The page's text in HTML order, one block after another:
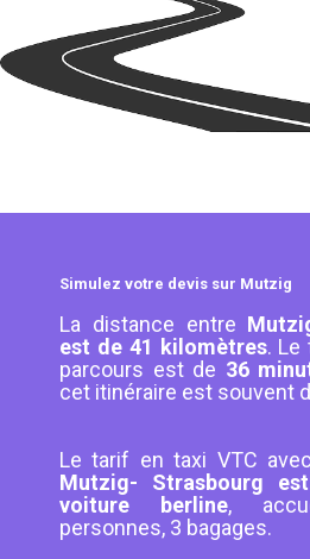
Simulez votre devis sur Mutzig
La distance entre
est de 41 kilomètres. Le
parcours est de 36
cet itinéraire est souvent
Le tarif en taxi VTC
Mutzig- Strasbourg
voiture berline,
personnes, 3 bagages.